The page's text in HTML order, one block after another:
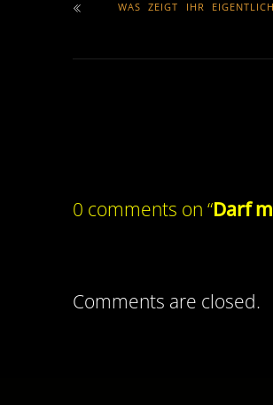
WAS ZEIGT IHR
0 comments on “Darf
Comments are closed.